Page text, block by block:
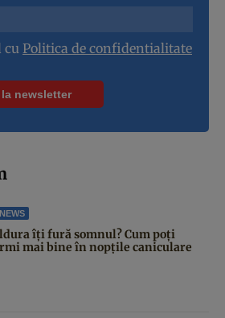
cu Politica de confidentialitate
îți fură somnul? Cum poți
mai bine în nopțile caniculare